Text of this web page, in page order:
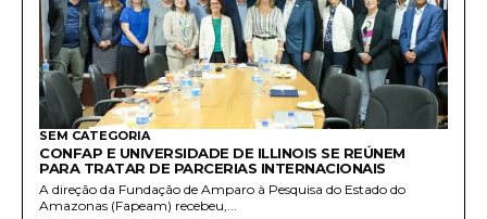
SEM CATEGORIA
CONFAP E UNIVERSIDADE DE ILLINOIS SE REÚNEM
PARA TRATAR DE PARCERIAS INTERNACIONAIS
A direção da Fundação de Amparo à Pesquisa do Estado do
Amazonas (Fapeam) recebeu,...